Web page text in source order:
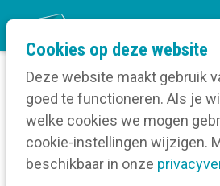
Cookies op deze website
Deze website maakt gebruik
goed te functioneren. Als je
welke cookies we mogen
cookie-instellingen wijzigen.
beschikbaar in onze
Home
Volg een opleiding
Locatie van Collegagroep
Vlaanderen